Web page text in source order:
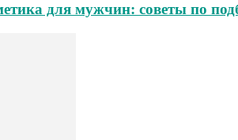
для мужчин: советы по